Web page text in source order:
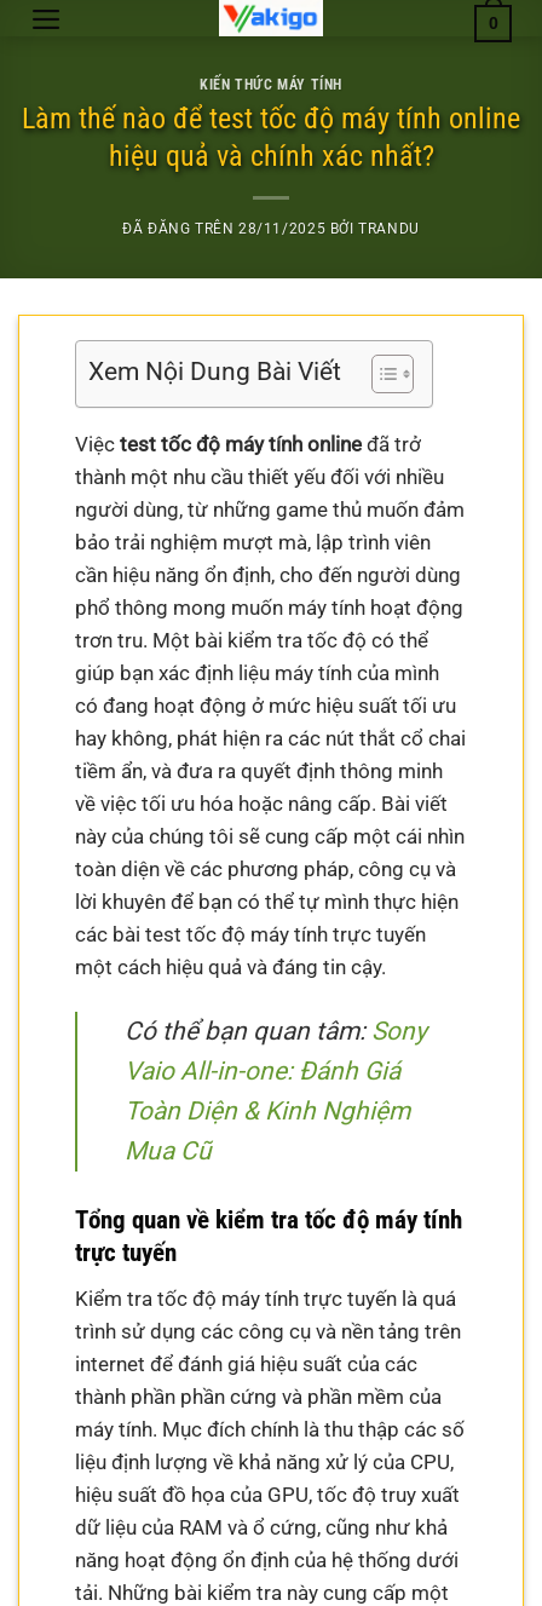
Chuyển
dung
0
KIẾN THỨC MÁY TÍNH
Làm thế nào để test tốc độ máy tính online
hiệu quả và chính xác nhất?
ĐÃ ĐĂNG TRÊN28/11/2025 BỞITRANDU
Xem Nội Dung Bài Viết
Việctest tốc độ máy tính online đã trở
thành một nhu cầu thiết yếu đối với nhiều
người dùng, từ những game thủ muốn đảm
bảo trải nghiệm mượt mà, lập trình viên
cần hiệu năng ổn định, cho đến người dùng
phổ thông mong muốn máy tính hoạt động
trơn tru. Một bài kiểm tra tốc độ có thể
giúp bạn xác định liệu máy tính của mình
có đang hoạt động ở mức hiệu suất tối ưu
hay không, phát hiện ra các nút thắt cổ chai
tiềm ẩn, và đưa ra quyết định thông minh
về việc tối ưu hóa hoặc nâng cấp. Bài viết
này của chúng tôi sẽ cung cấp một cái nhìn
toàn diện về các phương pháp, công cụ và
lời khuyên để bạn có thể tự mình thực hiện
các bài test tốc độ máy tính trực tuyến
một cách hiệu quả và đáng tin cậy.
Có thể bạn quan tâm:Sony
Vaio All-in-one: Đánh Giá
Toàn Diện & Kinh Nghiệm
Mua Cũ
Tổng quan về kiểm tra tốc độ máy tính
trực tuyến
Kiểm tra tốc độ máy tính trực tuyến là quá
trình sử dụng các công cụ và nền tảng trên
internet để đánh giá hiệu suất của các
thành phần phần cứng và phần mềm của
máy tính. Mục đích chính là thu thập các số
liệu định lượng về khả năng xử lý của CPU,
hiệu suất đồ họa của GPU, tốc độ truy xuất
dữ liệu của RAM và ổ cứng, cũng như khả
năng hoạt động ổn định của hệ thống dưới
tải. Những bài kiểm tra này cung cấp một